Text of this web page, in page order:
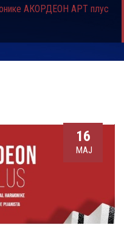
АКОРДЕОН АРТ плус
16
МАЈ